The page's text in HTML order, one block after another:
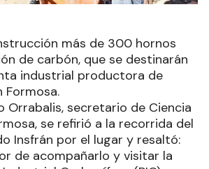
más de 300 hornos
de carbón, que se destinarán
industrial productora de
Formosa.
Orrabalis, secretario de Ciencia
se refirió a la recorrida del
Insfrán por el lugar y resaltó:
de acompañarlo y visitar la